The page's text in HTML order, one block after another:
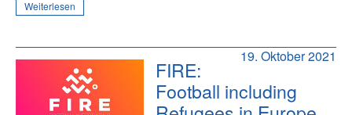
Weiterlesen
19. Oktober 2021
FIRE:
Football including